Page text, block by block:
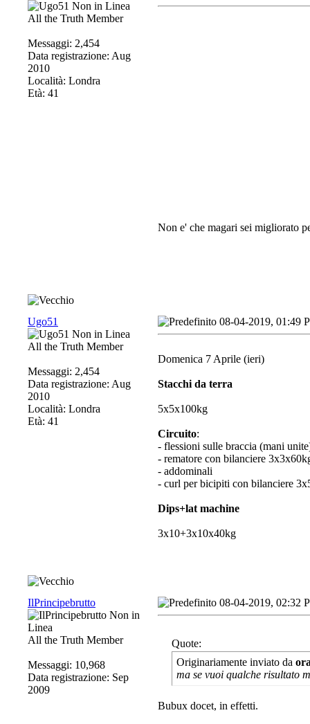
All the Truth Member
Messaggi: 2,454
Data registrazione: Aug
2010
Località: Londra
Età: 41
Non e' che magari sei migliorato
Ugo51
All the Truth Member
Messaggi: 2,454
Data registrazione: Aug
2010
Località: Londra
Età: 41
08-04-2019, 01:49
Domenica 7 Aprile (ieri)
Stacchi da terra
5x5x100kg
Circuito:
- flessioni sulle braccia (mani
- rematore con bilanciere
- addominali
- curl per bicipiti con bilanciere
Dips+lat machine
3x10+3x10x40kg
IlPrincipebrutto
All the Truth Member
Messaggi: 10,968
Data registrazione: Sep
2009
08-04-2019, 02:32
Quote:
Originariamente inviato da
ma se vuoi qualche risultato
Bubux docet, in effetti.